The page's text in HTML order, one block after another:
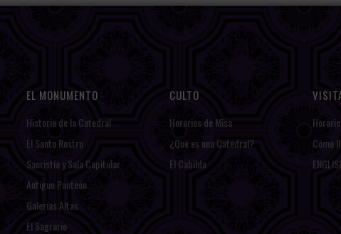
EL MONUMENTO
Historia de la Catedral
El Santo Rostro
Sacristía y Sala Capitular
Antiguo Panteón
Galerías Altas
El Sagrario
CULTO
Horarios de Misa
¿Qué es una Catedral?
El Cabildo
Cómo